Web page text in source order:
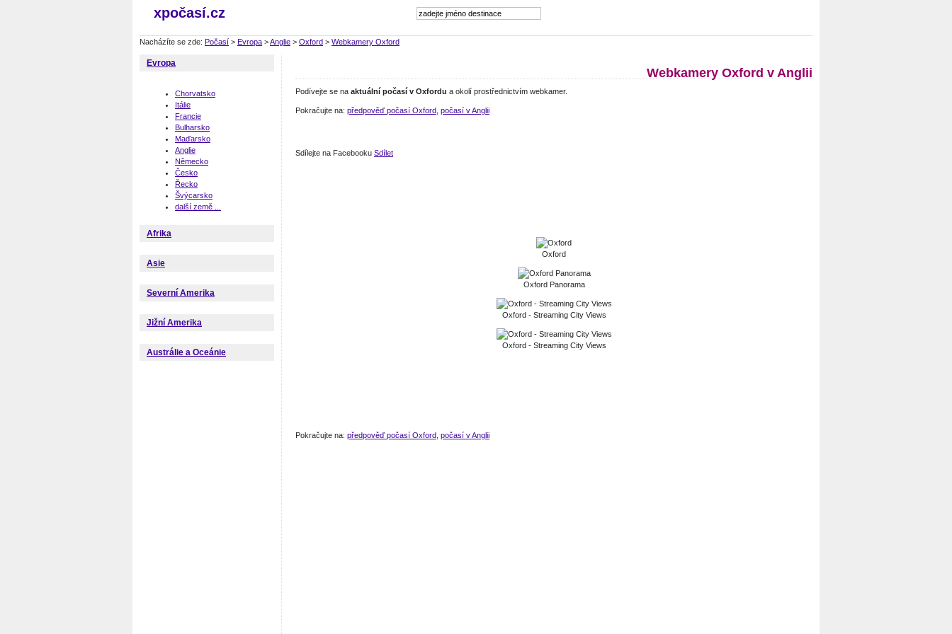
xpočasí.cz
Nacházíte se zde: Počasí > Evropa >Anglie > Oxford > Webkamery Oxford
Evropa
Chorvatsko
Itálie
Francie
Bulharsko
Maďarsko
Anglie
Německo
Česko
Řecko
Švýcarsko
další země ...
Afrika
Asie
Severní Amerika
Jižní Amerika
Austrálie a Oceánie
Webkamery Oxford v Anglii
Podívejte se na aktuální počasí v Oxfordu a okolí prostřednictvím webkamer.
Pokračujte na: předpověď počasí Oxford počasí v Anglii
Sdílejte na Facebooku Sdílet
Oxford
Oxford Panorama
Oxford - Streaming City Views
Oxford - Streaming City Views
Pokračujte na: předpověď počasí Oxford počasí v Anglii